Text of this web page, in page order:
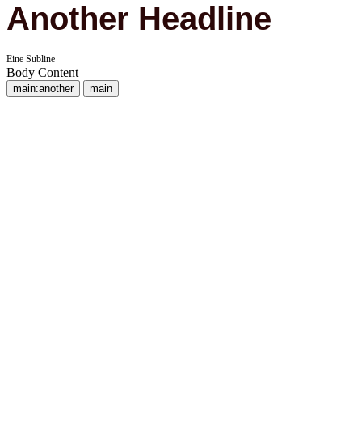
Another Headline
Eine Subline
Body Content
main:another main